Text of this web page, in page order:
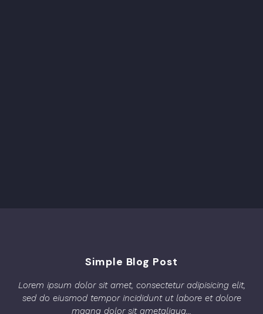
Simple Blog Post
Lorem ipsum dolor sit amet, consectetur adipisicing elit,
sed do eiusmod tempor incididunt ut labore et dolore
magna dolor sit ametaliqua...